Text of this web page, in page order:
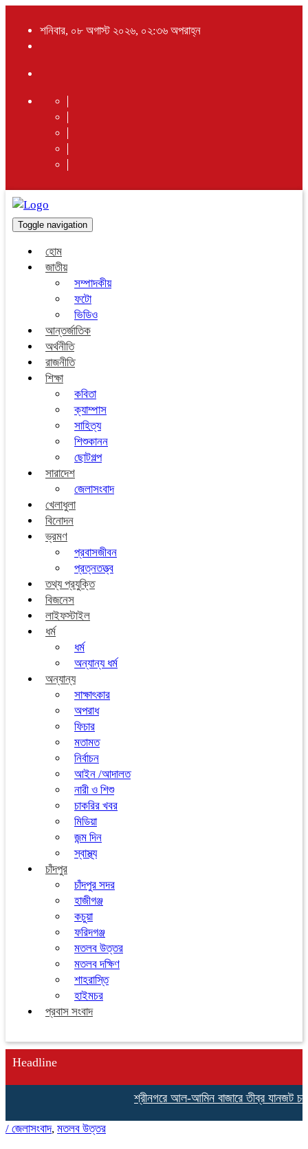
শনিবার, ০৮ অগাস্ট ২০২৬, ০২:৩৬ অপরাহ্ন
Toggle navigation
হোম
জাতীয়
সম্পাদকীয়
ফটো
ভিডিও
আন্তর্জাতিক
অর্থনীতি
রাজনীতি
শিক্ষা
কবিতা
ক্যাম্পাস
সাহিত্য
শিশুকানন
ছোটগল্প
সারাদেশ
জেলাসংবাদ
খেলাধুলা
বিনোদন
ভ্রমণ
প্রবাসজীবন
প্রত্নতত্ত্ব
তথ্য প্রযুক্তি
বিজনেস
লাইফস্টাইল
ধর্ম
ধর্ম
অন্যান্য ধর্ম
অন্যান্য
সাক্ষাৎকার
অপরাধ
ফিচার
মতামত
নির্বাচন
আইন /আদালত
নারী ও শিশু
চাকরির খবর
মিডিয়া
জন্ম দিন
স্বাস্থ্য
চাঁদপুর
চাঁদপুর সদর
হাজীগঞ্জ
কচুয়া
ফরিদগঞ্জ
মতলব উত্তর
মতলব দক্ষিণ
শাহরাস্তি
হাইমচর
প্রবাস সংবাদ
Headline
শ্রীনগরে আল-আমিন বাজারে তীব্র যানজট চরম
/ জেলাসংবাদ, মতলব উত্তর